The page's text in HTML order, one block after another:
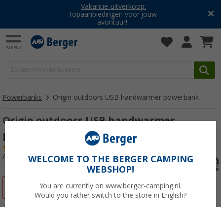
Vakantie-uitverkoop:
Topaanbiedingen voor jouw
avontuur!
Powerbanks Origin outdoors USB handwarmer powerbank
Origin outdoors USB handwarmer
powerbank
Artikelnr: 290347WELCOME TO THE BERGER CAMPING
WEBSHOP!
You are currently on www.berger-camping.nl.
Would you rather switch to the store in English?